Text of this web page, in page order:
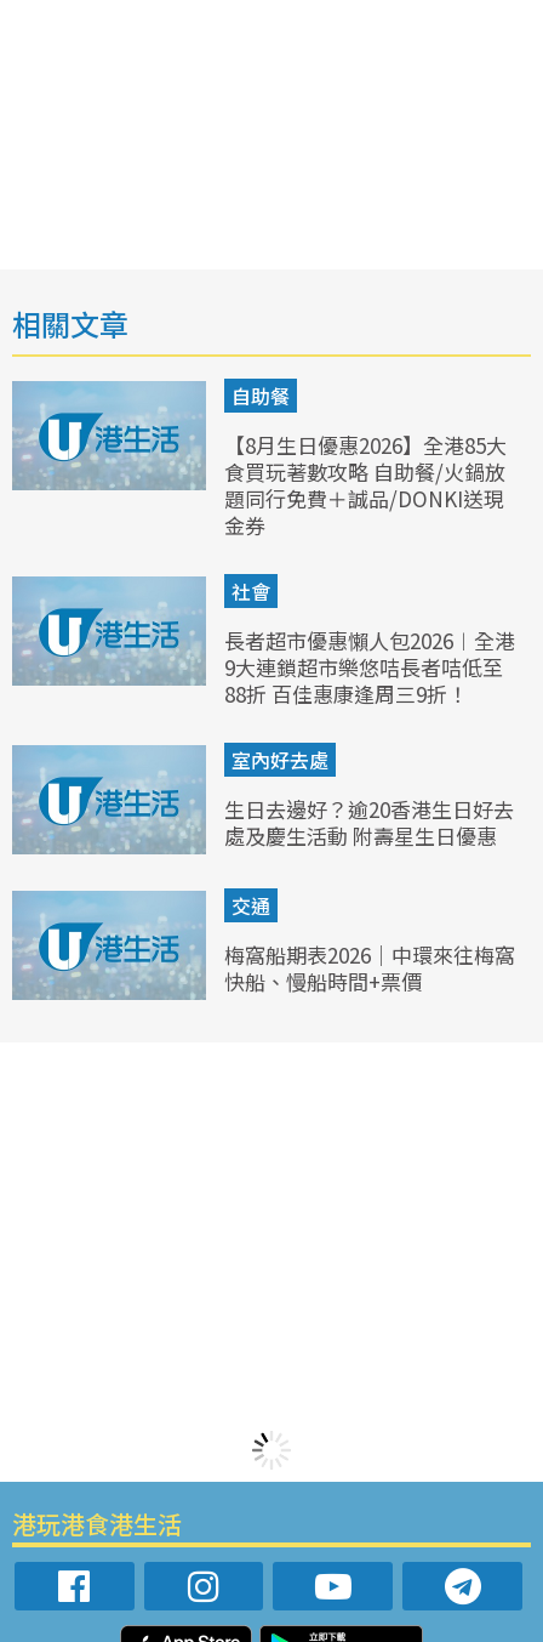
相關文章
自助餐
【8月生日優惠2026】全港85大
食買玩著數攻略 自助餐/火鍋放
題同行免費＋誠品/DONKI送現
金券
社會
長者超市優惠懶人包2026︱全港
9大連鎖超市樂悠咭長者咭低至
88折 百佳惠康逢周三9折！
室內好去處
生日去邊好？逾20香港生日好去
處及慶生活動 附壽星生日優惠
交通
梅窩船期表2026｜中環來往梅窩
快船、慢船時間+票價
港玩港食港生活